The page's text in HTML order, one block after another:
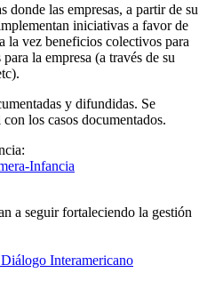
donde las empresas, a partir de su
iniciativas a favor de
la vez beneficios colectivos para
la empresa (a través de su
y difundidas. Se
los casos documentados.
Infancia
a seguir fortaleciendo la gestión
Diálogo Interamericano